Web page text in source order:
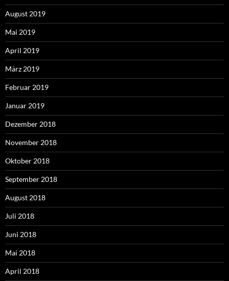
August 2019
Mai 2019
April 2019
März 2019
Februar 2019
Januar 2019
Dezember 2018
November 2018
Oktober 2018
September 2018
August 2018
Juli 2018
Juni 2018
Mai 2018
April 2018